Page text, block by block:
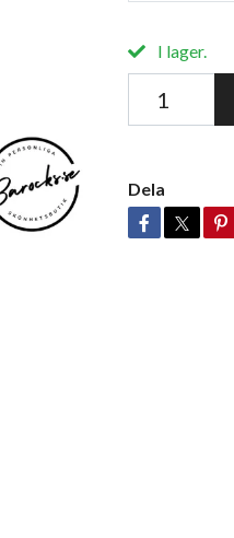
I lager.
Dela